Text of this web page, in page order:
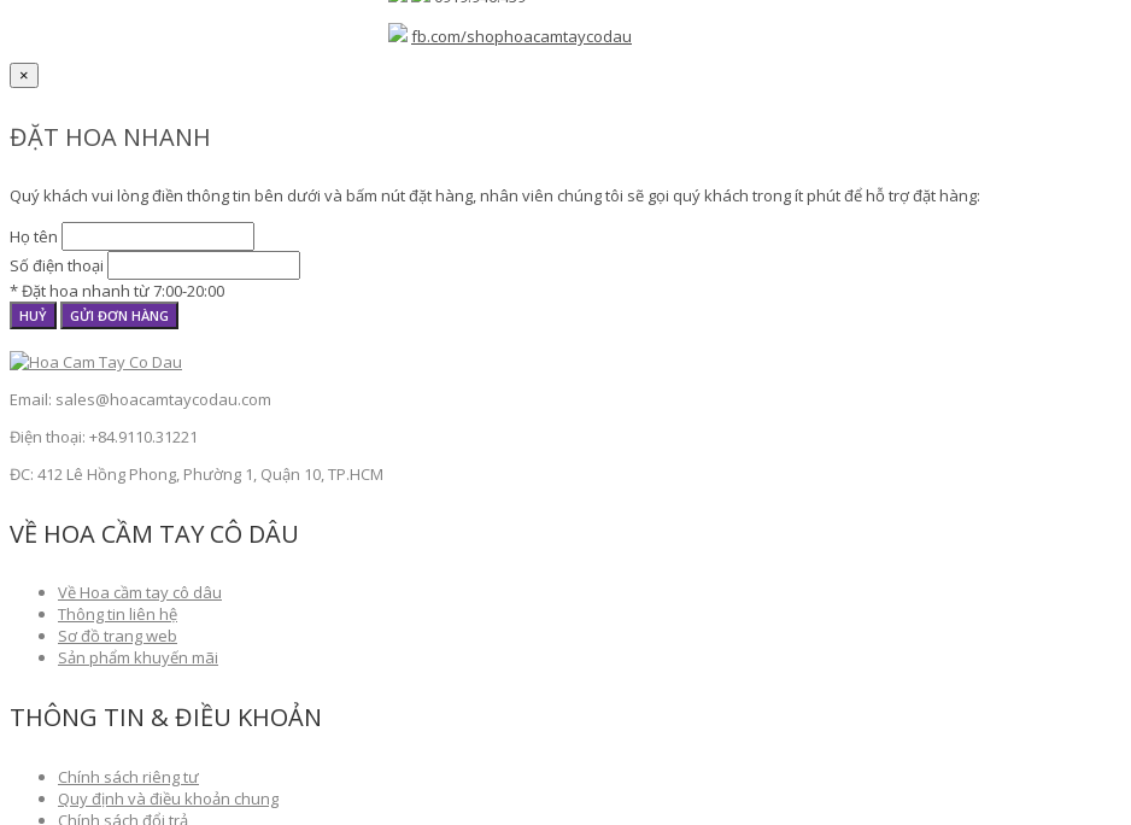
fb.com/shophoacamtaycodau
×
ĐẶT HOA NHANH
Quý khách vui lòng điền thông tin bên dưới và bấm nút đặt hàng, nhân viên chúng tôi sẽ gọi quý khách trong ít phút để hỗ trợ đặt hàng:
Họ tên
Số điện thoại
* Đặt hoa nhanh từ 7:00-20:00
HUỶ GỬI ĐƠN HÀNG
Email: sales@hoacamtaycodau.com
Điện thoại: +84.9110.31221
ĐC: 412 Lê Hồng Phong, Phường 1, Quận 10, TP.HCM
VỀ HOA CẦM TAY CÔ DÂU
Về Hoa cầm tay cô dâu
Thông tin liên hệ
Sơ đồ trang web
Sản phẩm khuyến mãi
THÔNG TIN & ĐIỀU KHOẢN
Chính sách riêng tư
Quy định và điều khoản chung
Chính sách đổi trả